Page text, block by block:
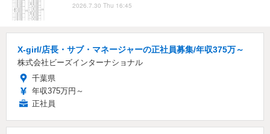
2026.7.30 Thu 16:45
X-girl/店長・サブ・マネージャーの正社員募集/年収375万～
株式会社ビーズインターナショナル
千葉県
年収375万円～
正社員